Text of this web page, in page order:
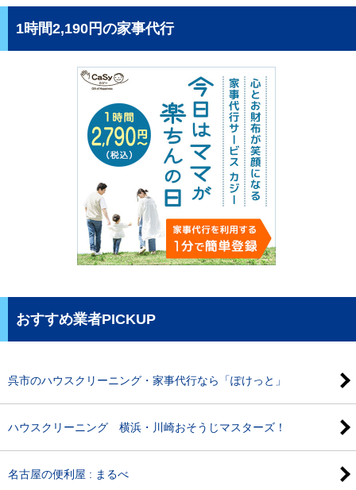
1時間2,190円の家事代行
おすすめ業者PICKUP
呉市のハウスクリーニング・家事代行なら「ぽけっと」
ハウスクリーニング 横浜・川崎おそうじマスターズ！
名古屋の便利屋 : まるべ